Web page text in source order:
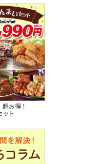
お得！
ット